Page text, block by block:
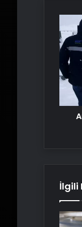
Elektrik
Elde
Ediyor
İlgili